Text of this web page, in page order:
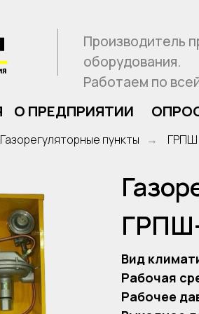
Производитель
оборудования.
Работаем по всей
Газорегуляторные пункты → ГРПШ
Вид
Рабочая
Рабочее